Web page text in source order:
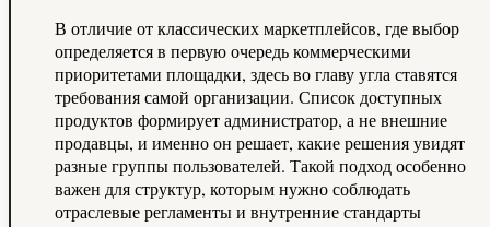
В отличие от классических маркетплейсов, где выбор
определяется в первую очередь коммерческими
приоритетами площадки, здесь во главу угла ставятся
требования самой организации. Список доступных
продуктов формирует администратор, а не внешние
продавцы, и именно он решает, какие решения увидят
разные группы пользователей. Такой подход особенно
важен для структур, которым нужно соблюдать
отраслевые регламенты и внутренние стандарты